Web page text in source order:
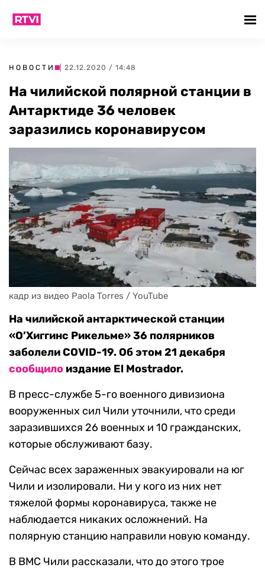
НОВОСТИ | 22.12.2020 / 14:48
На чилийской полярной станции в
Антарктиде 36 человек
заразились коронавирусом
кадр из видео Paola Torres / YouTube
На чилийской антарктической станции
«О’Хиггинс Рикельме» 36 полярников
заболели COVID-19. Об этом 21 декабря
сообщило издание El Mostrador.
В пресс-службе 5-го военного дивизиона
вооруженных сил Чили уточнили, что среди
заразившихся 26 военных и 10 гражданских,
которые обслуживают базу.
Сейчас всех зараженных эвакуировали на юг
Чили и изолировали. Ни у кого из них нет
тяжелой формы коронавируса, также не
наблюдается никаких осложнений. На
полярную станцию направили новую команду.
В ВМС Чили рассказали, что до этого трое